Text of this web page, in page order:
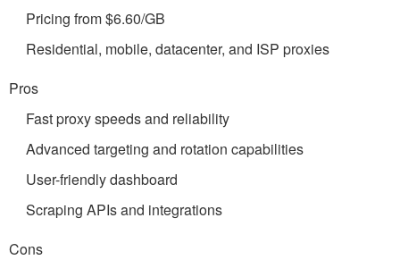
Pricing from $6.60/GB
Residential, mobile, datacenter, and ISP proxies
Pros
Fast proxy speeds and reliability
Advanced targeting and rotation capabilities
User-friendly dashboard
Scraping APIs and integrations
Cons